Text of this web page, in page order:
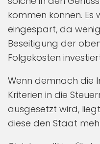
kommen können.
eingespart, da
Beseitigung der
Folgekosten
Wenn demnach die
Kriterien in die
ausgesetzt wird,
diese den Staat